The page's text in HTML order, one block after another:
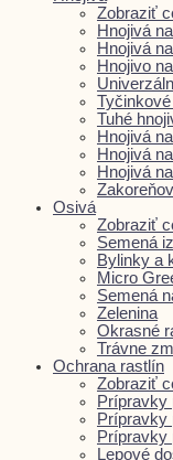
Zobraziť
Hnojivá
Hnojivá
Hnojivo
Tuhé
Hnojivá
Hnojivá
Hnojivá
Osivá
Zobraziť
Semená
Bylinky a
Micro
Semená
Zelenina
Okrasné
Trávne
Ochrana rastlín
Zobraziť
Prípravky
Prípravky
Prípravky
Lepové